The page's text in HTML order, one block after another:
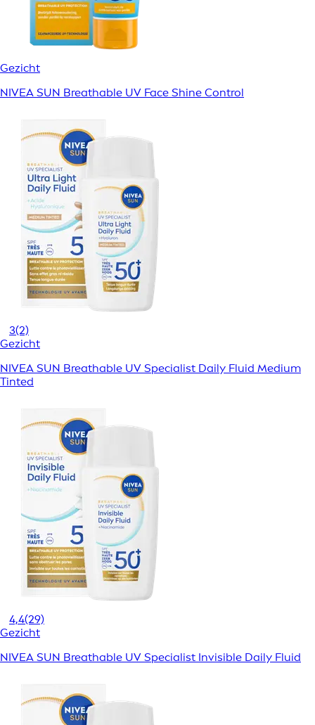
Gezicht
NIVEA SUN Breathable UV Face Shine Control
3(2)
Gezicht
NIVEA SUN Breathable UV Specialist Daily Fluid Medium
Tinted
4,4(29)
Gezicht
NIVEA SUN Breathable UV Specialist Invisible Daily Fluid